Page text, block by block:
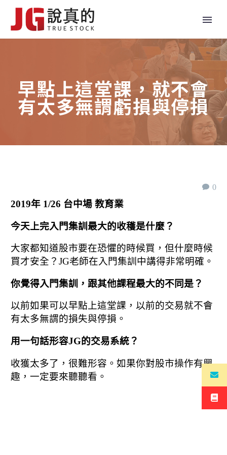
早點上這堂課，就不會
有太多無謂虧損與停損
0
2019年 1/26 台中場 教育業
今天上完入門集訓最大的收穫是什麼？
大家都知道股市要在恐懼的時候買，但什麼時候
買才安全？JG老師在入門集訓中講得非常明確。
你覺得入門集訓，跟其他課程最大的不同是？
以前如果可以早點上這堂課，以前的交易就不會
有太多無謂的損失與停損。
用一句話形容JG的交易系統？
收獲太多了，很難形容。如果你對股市操作有興
趣，一定要來聽聽看。